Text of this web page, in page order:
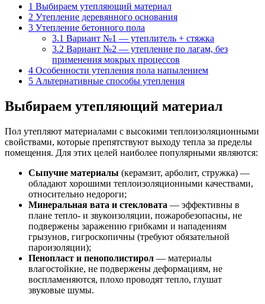
1 Выбираем утепляющий материал
2 Утепление деревянного основания
3 Утепление бетонного пола
3.1 Вариант №1 — утеплитель + стяжка
3.2 Вариант №2 — утепление по лагам, без
применения мокрых процессов
4 Особенности утепления пола напылением
5 Альтернативные способы утепления
Выбираем утепляющий материал
Пол утепляют материалами с высокими теплоизоляционными
свойствами, которые препятствуют выходу тепла за пределы
помещения. Для этих целей наиболее популярными являются:
Сыпучие материалы (керамзит, арболит, стружка) —
обладают хорошими теплоизоляционными качествами,
относительно недороги;
Минеральная вата и стекловата — эффективны в
плане тепло- и звукоизоляции, пожаробезопасны, не
подвержены заражению грибками и нападениям
грызунов, гигроскопичны (требуют обязательной
пароизоляции);
Пенопласт и пенополистирол — материалы
влагостойкие, не подвержены деформациям, не
воспламеняются, плохо проводят тепло, глушат
звуковые шумы.